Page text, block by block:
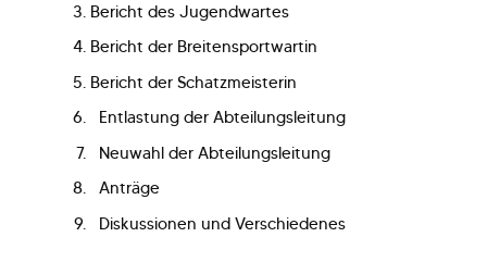
Bericht des Jugendwartes
Bericht der Breitensportwartin
Bericht der Schatzmeisterin
Entlastung der Abteilungsleitung
Neuwahl der Abteilungsleitung
Anträge
Diskussionen und Verschiedenes